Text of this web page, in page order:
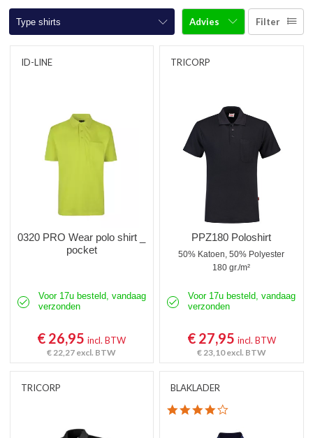
Type shirts
T-shirts korte mouw
Poloshirts korte mouw
Poloshirts lange mouw
Filter
Advies
ID-LINE
0320 PRO Wear polo shirt _
pocket
Voor 17u besteld, vandaag
verzonden
€ 26,95incl. BTW
€ 22,27 excl. BTW
TRICORP
PPZ180 Poloshirt
50% Katoen, 50% Polyester
180 gr./m²
Voor 17u besteld, vandaag
verzonden
€ 27,95 incl. BTW
€ 23,10excl. BTW
TRICORP BLAKLADER
4.2 star rating